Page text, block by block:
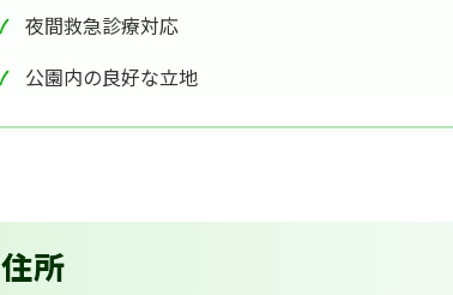
夜間救急診療対応
公園内の良好な立地
住所